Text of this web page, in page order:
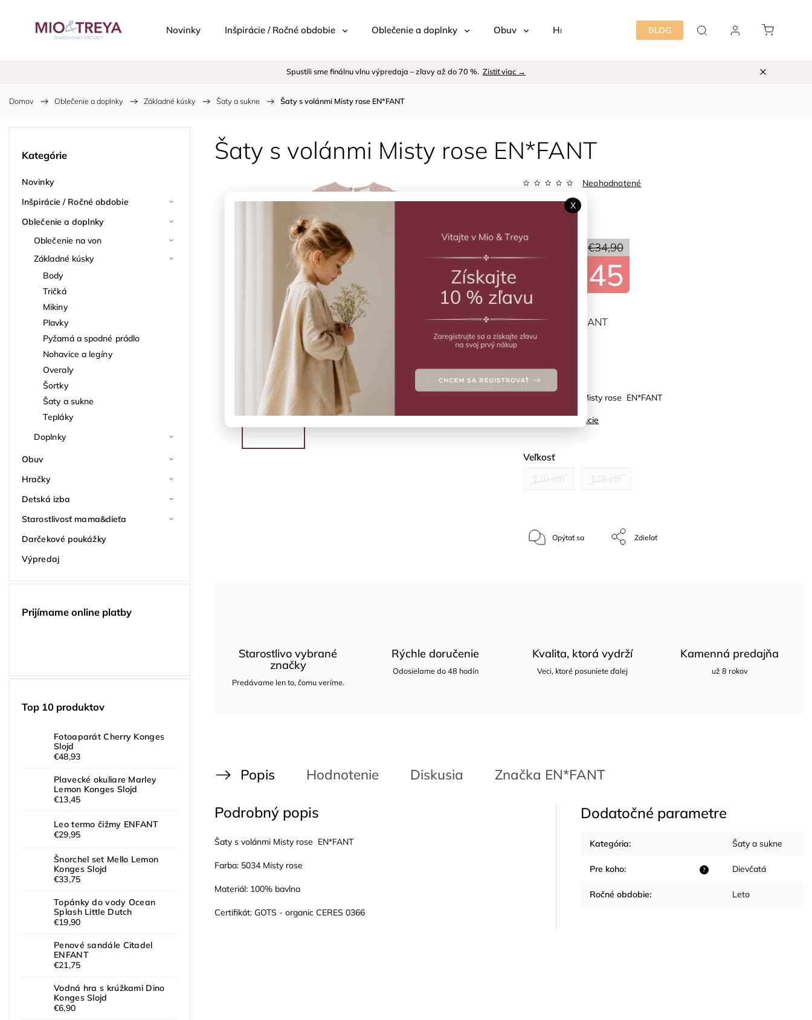
BLOG
Novinky Inšpirácie / Ročné obdobie Oblečenie a doplnky Obuv Hračky Detská izba Starostlivosť
Spustili sme finálnu vlnu výpredaja – zľavy až do 70 %. Zistiť viac →
Domov / Oblečenie a doplnky / Základné kúsky / Šaty a sukne / Šaty s volánmi Misty rose EN*FANT
Kategórie
Novinky
Inšpirácie / Ročné obdobie
Oblečenie a doplnky
Oblečenie na von
Základné kúsky
Body
Tričká
Mikiny
Plavky
Pyžamá a spodné prádlo
Nohavice a legíny
Overaly
Šortky
Šaty a sukne
Tepláky
Doplnky
Obuv
Hračky
Detská izba
Starostlivosť mama&dieťa
Darčekové poukážky
Výpredaj
Prijímame online platby
Top 10 produktov
Fotoaparát Cherry Konges
Slojd
€48,93
Plavecké okuliare Marley
Lemon Konges Slojd
€13,45
Leo termo čižmy ENFANT
€29,95
Šnorchel set Mello Lemon
Konges Slojd
€33,75
Topánky do vody Ocean
Splash Little Dutch
€19,90
Penové sandále Citadel
ENFANT
€21,75
Vodná hra s krúžkami Dino
Konges Slojd
€6,90
Šaty s volánmi Misty rose EN*FANT
Neohodnotené
€34,90
€17,45
Kód: Zvoľte variant
Šaty s volánmi Misty rose EN*FANT
Detailné informácie
Veľkosť
ZVOĽTE VARIANT
Opýtať sa Zdieľať
Starostlivo vybrané
značky
Predávame len to, čomu veríme.
Rýchle doručenie
Odosielame do 48 hodín
Kvalita, ktorá vydrží
Veci, ktoré posuniete ďalej
Kamenná predajňa
už 8 rokov
Popis Hodnotenie Diskusia Značka EN*FANT
Podrobný popis
Šaty s volánmi Misty rose EN*FANT
Farba: 5034 Misty rose
Materiál: 100% bavlna
Certifikát: GOTS - organic CERES 0366
Dodatočné parametre
Kategória: Šaty a sukne
?
Pre koho: Dievčatá
Ročné obdobie: Leto
X